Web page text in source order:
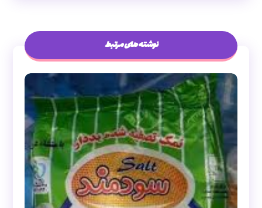
نوشته های مرتبط